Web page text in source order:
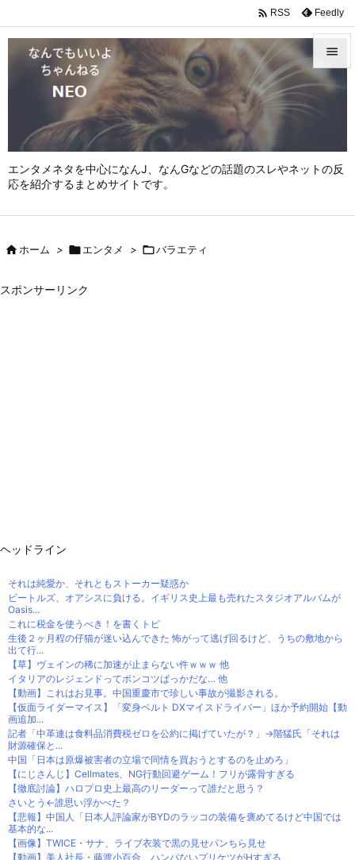
エンタメネタを中心になんJ、なんGなどの話題のスレやネットの反
応を紹介するまとめサイトです。



 RSS Feedly
ホーム > エンタメ > バラエティ
スポンサーリンク
ヘッドライン
それは純愛か、それともストーカー疑惑か
ビートルズ、オアシスに負ける。イギリス史上最も売れたスタジオアルバムが
Oasis...
これに税金を使うべき！を書くトピ
生後２ヶ月程の仔猫が迷い込んできた 怖がって逃げ回るけど、うちの敷地から
出て行...
【草】ヴェインの稀に加速が止まらない件ｗｗｗ 他
イタリアのレジェンドってポンコツばっかだな… 他
【動画】これはお見事。中国重慶市で珍しい事故が撮影される。
【仮面ライダーマイス】「変身ベルト DXマイスドライバー」ほか予約開始【動
画追加...
記者「中革連は食料品消費税ゼロを公約に掲げていたが？」→階猛氏「それは
財源確保と...
中国「日本は原爆被害者の立場で同情を買おうとするのを止めろ」
【にじさんじ】Cellmates、NG行動回避ゲーム！フリが露骨すぎる
【徹底討論】ハロプロ史上最高のリーダーって誰だと思う？
さいとう←誰思い浮かべた？
【悲報】中国人「日本人評論家がBYDのラッコの装備を褒めてるけど中国では
基本的な...
【画像】TWICE・サナ、ライブ衣装で黒の見せパンちら見せ
【動画】美人社長・藤渡小百合、ハンパないプリケツがHすぎる